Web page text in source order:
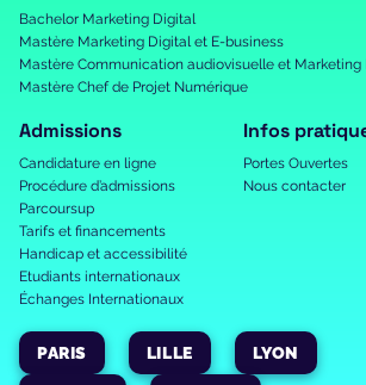
Bachelor Marketing Digital
Mastère Marketing Digital et E-business
Mastère Communication audiovisuelle et Marketing
Mastère Chef de Projet Numérique
Admissions
Candidature en ligne
Procédure d’admissions
Parcoursup
Tarifs et financements
Handicap et accessibilité
Etudiants internationaux
Échanges Internationaux
Infos
Portes Ouvertes
Nous contacter
PARIS LILLE LYON